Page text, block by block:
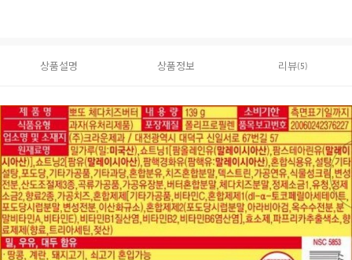
상품설명 상품정보 리뷰(5)